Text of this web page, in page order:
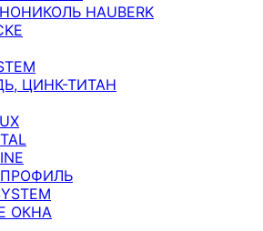
HAUBERK
ЦИНК-ТИТАН
ОКНА